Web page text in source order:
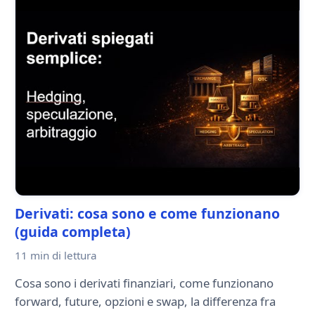
Derivati: cosa sono e come funzionano
(guida completa)
11 min di lettura
Cosa sono i derivati finanziari, come funzionano
forward, future, opzioni e swap, la differenza fra